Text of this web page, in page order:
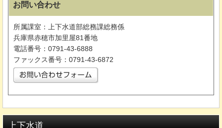
お問い合わせ
所属課室：上下水道部総務課総務係
兵庫県赤穂市加里屋81番地
電話番号：0791-43-6888
ファックス番号：0791-43-6872
上下水道